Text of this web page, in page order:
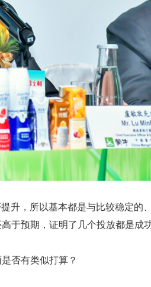
升，所以基本都是与比较稳定的
于预期，证明了几个投放都是成功
否有类似打算？